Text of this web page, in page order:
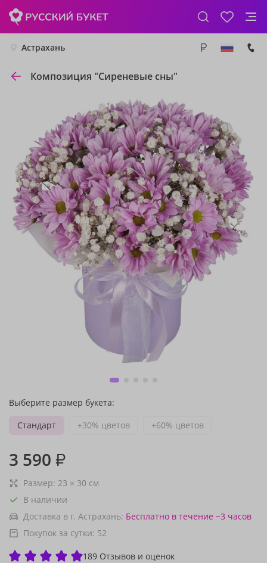
Астрахань
Композиция "Сиреневые сны"
Выберите размер букета:
Стандарт
+30% цветов +60% цветов
3 590 ₽
Размер: 23 × 30 см
В наличии
Доставка в г. Астрахань: Бесплатно в течение ~3 часов
Покупок за сутки: 52
189 Отзывов и оценок